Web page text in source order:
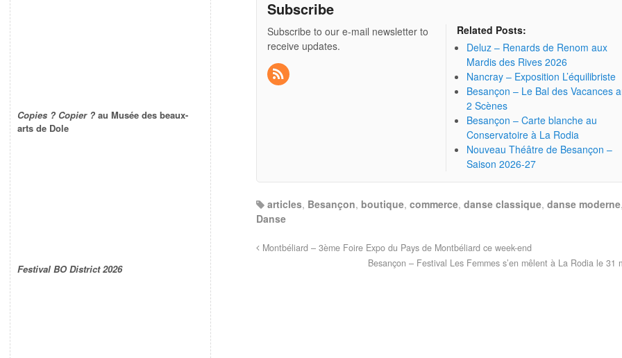
Subscribe
Subscribe to our e-mail newsletter to
receive updates.
Related Posts:
Deluz – Renards de Renom aux
Mardis des Rives 2026
Nancray – Exposition L’équilibriste
Besançon – Le Bal des Vacances
2 Scènes
Besançon – Carte blanche au
Conservatoire à La Rodia
Nouveau Théâtre de Besançon –
Saison 2026-27
articles, Besançon, boutique,commerce,danse classique,danse moderne
Danse
Montbéliard – 3ème Foire Expo du Pays de Montbéliard ce week-end
Besançon – Festival Les Femmes s’en mêlent à La Rodia le 31
Copies ? Copier ? au Musée des beaux-
arts de Dole
Festival BO District 2026